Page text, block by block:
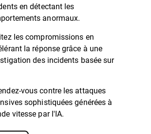
en détectant les
anormaux.
les compromissions en
la réponse grâce à une
des incidents basée sur
vous contre les attaques
sophistiquées générées à
vitesse par l'IA.